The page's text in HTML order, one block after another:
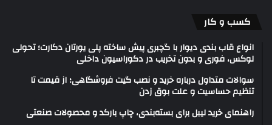
کسب و کار
انواع قاب بندی دیوار با گچبری پیش ساخته پلی یورتان دکارت؛ تحولی
لوکس، فوری و بدون تخریب در دکوراسیون داخلی
سوالات متداول درباره خرید و نصب گیت فروشگاهی؛ از قیمت تا
تنظیم حساسیت و علت بوق زدن
راهنمای خرید لیبل برای بسته‌بندی، چاپ بارکد و محصولات صنعتی